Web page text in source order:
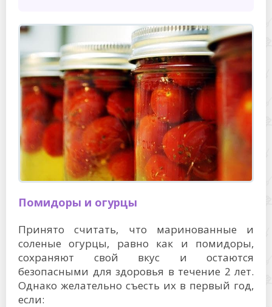
Помидоры и огурцы
Принято считать, что маринованные и
соленые огурцы, равно как и помидоры,
сохраняют свой вкус и остаются
безопасными для здоровья в течение 2 лет.
Однако желательно съесть их в первый год,
если: